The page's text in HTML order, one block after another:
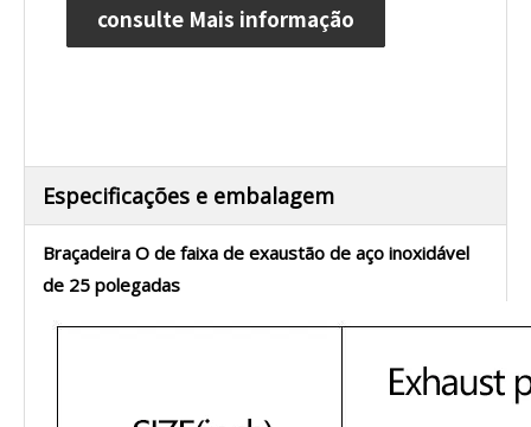
consulte Mais informação
Especificações e embalagem
Braçadeira O de faixa de exaustão de aço inoxidável
de 25 polegadas